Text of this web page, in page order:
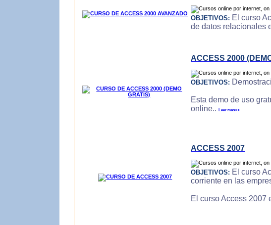
OBJETIVOS: El curso
de datos relacionales
ACCESS 2000
OBJETIVOS:
Esta demo de uso
online..Leer mas>>
ACCESS 2007
OBJETIVOS: El curso
corriente en las
El curso Access